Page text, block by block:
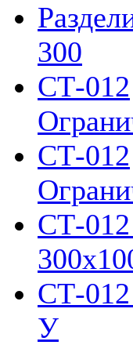
300
СТ-012
СТ-012
СТ-
СТ-012
У